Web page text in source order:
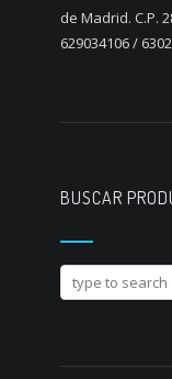
de Madrid. C.P.
629034106 /
BUSCAR